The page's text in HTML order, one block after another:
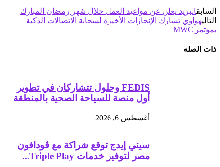
السابقالبريد يعلن عن مواعيد العمل خلال شهر رمضان المبارك
التاليهواوي تشارك الإنجازات الأخيرة لسحابة الاتصالات الذكية
بمؤتمر MWC
ذات الصلة
FEDIS وحلول تتشاركان في تطوير
أول منصة للسياحة الصحية بالمنطقة
أغسطس 6, 2026
سيتي إيدج توقع شراكة مع ڤودافون
مصر لتوفير خدمات Triple Play...